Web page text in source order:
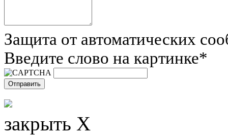
Защита от автоматических
Введите слово на картинке*
закрыть X